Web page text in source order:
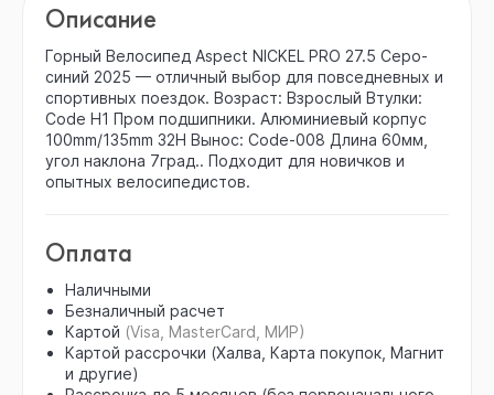
Описание
Горный Велосипед Aspect NICKEL PRO 27.5 Серо-
синий 2025 — отличный выбор для повседневных и
спортивных поездок. Возраст: Взрослый Втулки:
Code H1 Пром подшипники. Алюминиевый корпус
100mm/135mm 32H Вынос: Code-008 Длина 60мм,
угол наклона 7град.. Подходит для новичков и
опытных велосипедистов.
Оплата
Наличными
Безналичный расчет
Картой (Visa, MasterCard, МИР)
Картой рассрочки (Халва, Карта покупок, Магнит
и другие)